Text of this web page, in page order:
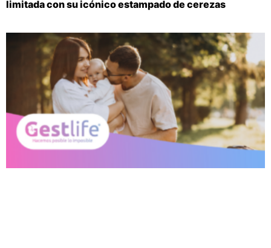
limitada con su icónico estampado de cerezas